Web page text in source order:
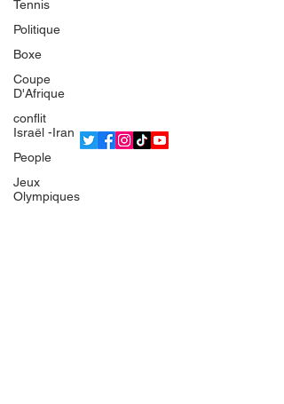
Tennis
Politique
Boxe
Coupe
D'Afrique
conflit
Israël -Iran
People
Jeux
Olympiques
L'équipe
Politique de confidentialité
Termes et conditions
© 2025 Bsean Media TV